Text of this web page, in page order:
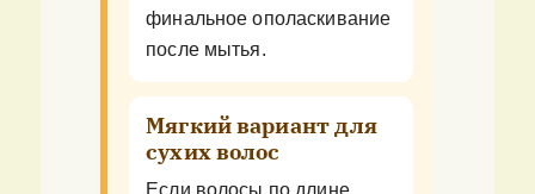
финальное ополаскивание
после мытья.
Мягкий вариант для
сухих волос